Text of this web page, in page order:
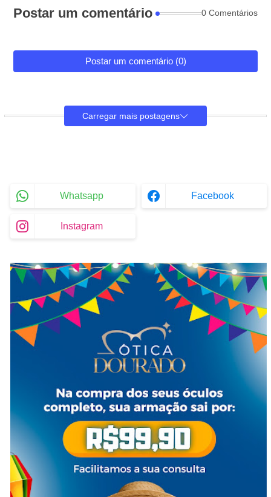
Postar um comentário 0 Comentários
Postar um comentário (0)
Carregar mais postagens
Whatsapp Facebook
Instagram